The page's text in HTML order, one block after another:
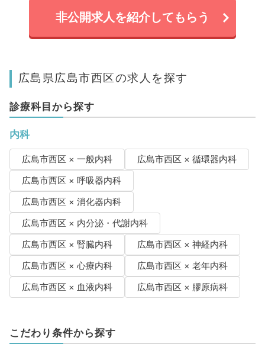
非公開求人を紹介してもらう
広島県広島市西区の求人を探す
診療科目から探す
内科
広島市西区 × 一般内科
広島市西区 × 循環器内科
広島市西区 × 呼吸器内科
広島市西区 × 消化器内科
広島市西区 × 内分泌・代謝内科
広島市西区 × 腎臓内科
広島市西区 × 神経内科
広島市西区 × 心療内科
広島市西区 × 老年内科
広島市西区 × 血液内科
広島市西区 × 膠原病科
こだわり条件から探す